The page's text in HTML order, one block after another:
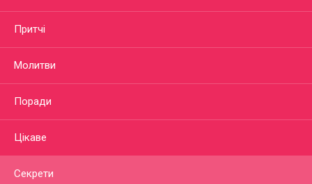
Притчі
Молитви
Поради
Цікаве
Секрети